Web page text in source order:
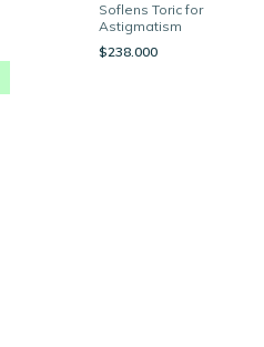
Soflens Toric for
Astigmatism
$238.000